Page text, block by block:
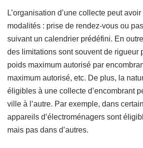
L’organisation d’une collecte peut
modalités : prise de rendez-vous ou
suivant un calendrier prédéfini. En
des limitations sont souvent de rigueur
poids maximum autorisé par
maximum autorisé, etc. De plus, la
éligibles à une collecte d’encombrant
ville à l’autre. Par exemple, dans
appareils d’électroménagers sont
mais pas dans d’autres.